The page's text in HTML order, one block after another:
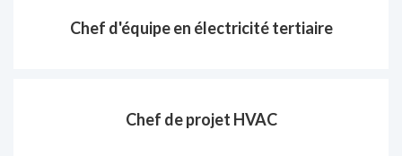
Chef d'équipe en électricité tertiaire
Chef de projet HVAC